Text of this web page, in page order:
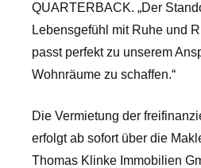
QUARTERBACK. „Der
Lebensgefühl mit Ruhe und
passt perfekt zu unserem
Wohnräume zu schaffen.“
Die Vermietung der
erfolgt ab sofort über die
Thomas Klinke Immobilien